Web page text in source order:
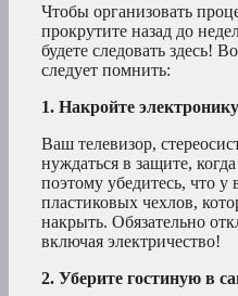
Чтобы организовать
прокрутите назад до
будете следовать здесь!
следует помнить:
1. Накройте
Ваш телевизор,
нуждаться в защите,
поэтому убедитесь, что у
пластиковых чехлов,
накрыть. Обязательно
включая электричество!
2. Уберите гостиную в